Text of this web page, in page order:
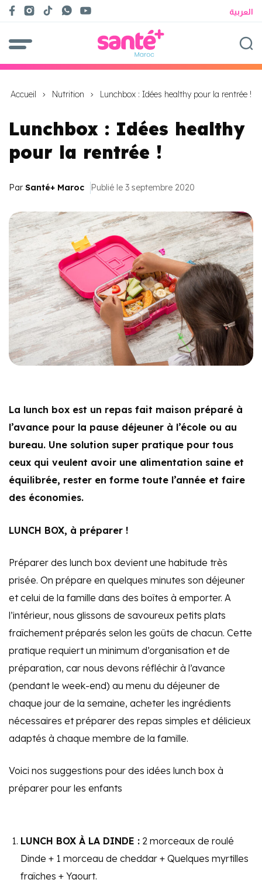
العربية
Accueil Nutrition Lunchbox : Idées healthy pour la rentrée !
Lunchbox : Idées healthy
pour la rentrée !
Par Santé+ Maroc Publié le 3 septembre 2020
La lunch box est un repas fait maison préparé à
l’avance pour la pause déjeuner à l’école ou au
bureau. Une solution super pratique pour tous
ceux qui veulent avoir une alimentation saine et
équilibrée, rester en forme toute l’année et faire
des économies.
LUNCH BOX, à préparer !
Préparer des lunch box devient une habitude très
prisée. On prépare en quelques minutes son déjeuner
et celui de la famille dans des boîtes à emporter. A
l’intérieur, nous glissons de savoureux petits plats
fraîchement préparés selon les goûts de chacun. Cette
pratique requiert un minimum d’organisation et de
préparation, car nous devons réfléchir à l’avance
(pendant le week-end) au menu du déjeuner de
chaque jour de la semaine, acheter les ingrédients
nécessaires et préparer des repas simples et délicieux
adaptés à chaque membre de la famille.
Voici nos suggestions pour des idées lunch box à
préparer pour les enfants
LUNCH BOX À LA DINDE : 2 morceaux de roulé
Dinde + 1 morceau de cheddar + Quelques myrtilles
fraîches + Yaourt.